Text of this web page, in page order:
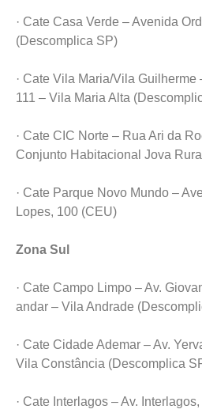
· Cate Casa Verde – Avenida
(Descomplica SP)
· Cate Vila Maria/Vila
111 – Vila Maria Alta
· Cate CIC Norte – Rua Ari da
Conjunto Habitacional Jova Rural
· Cate Parque Novo Mundo –
Lopes, 100 (CEU)
Zona Sul
· Cate Campo Limpo – Av.
andar – Vila Andrade
· Cate Cidade Ademar – Av.
Vila Constância (Descomplica
· Cate Interlagos – Av.